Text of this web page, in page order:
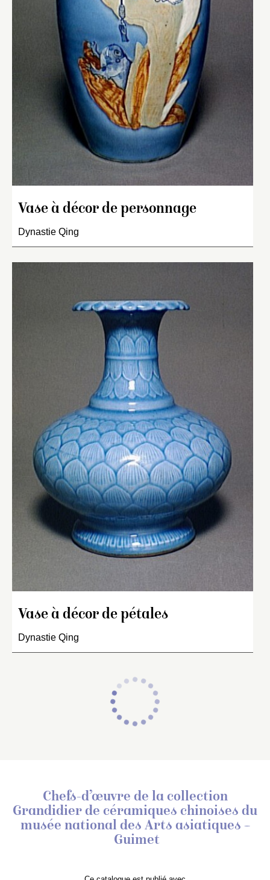
Vase à décor de personnage
Dynastie Qing
Vase à décor de pétales
Dynastie Qing
Chefs-d’œuvre de la collection
Grandidier de céramiques chinoises du
musée national des Arts asiatiques –
Guimet